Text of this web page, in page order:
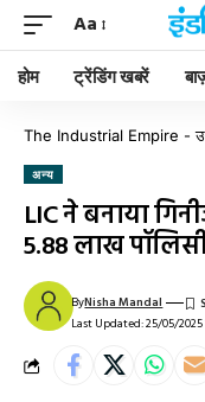
Aa
होम ट्रेंडिंग खबरें
अन्य
LIC ने बनाया
5.88 लाख
Last Updated: 25/05/2025
ByNisha Mandal